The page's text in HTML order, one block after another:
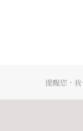
提醒您，